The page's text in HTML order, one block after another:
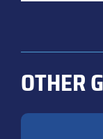
OTHER